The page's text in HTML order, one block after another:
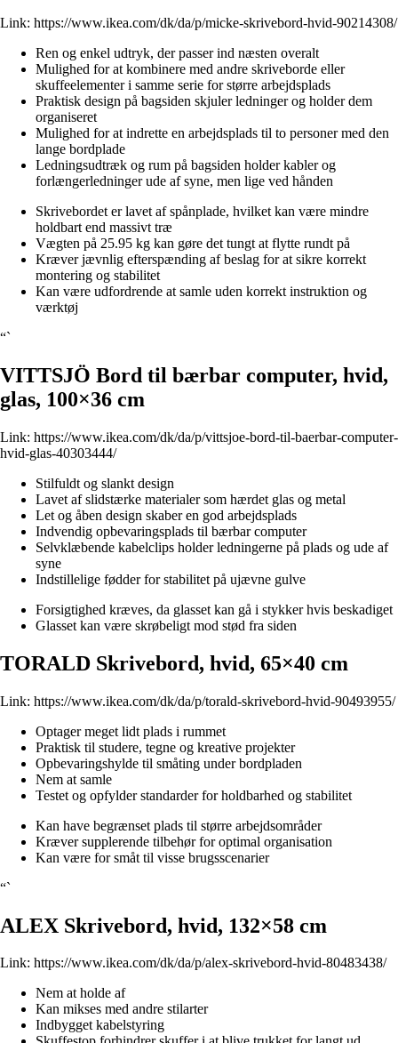
Link: https://www.ikea.com/dk/da/p/micke-skrivebord-hvid-90214308/
Ren og enkel udtryk, der passer ind næsten overalt
Mulighed for at kombinere med andre skriveborde eller
skuffeelementer i samme serie for større arbejdsplads
Praktisk design på bagsiden skjuler ledninger og holder dem
organiseret
Mulighed for at indrette en arbejdsplads til to personer med den
lange bordplade
Ledningsudtræk og rum på bagsiden holder kabler og
forlængerledninger ude af syne, men lige ved hånden
Skrivebordet er lavet af spånplade, hvilket kan være mindre
holdbart end massivt træ
Vægten på 25.95 kg kan gøre det tungt at flytte rundt på
Kræver jævnlig efterspænding af beslag for at sikre korrekt
montering og stabilitet
Kan være udfordrende at samle uden korrekt instruktion og
værktøj
“`
VITTSJÖ Bord til bærbar computer, hvid,
glas, 100×36 cm
Link: https://www.ikea.com/dk/da/p/vittsjoe-bord-til-baerbar-computer-
hvid-glas-40303444/
Stilfuldt og slankt design
Lavet af slidstærke materialer som hærdet glas og metal
Let og åben design skaber en god arbejdsplads
Indvendig opbevaringsplads til bærbar computer
Selvklæbende kabelclips holder ledningerne på plads og ude af
syne
Indstillelige fødder for stabilitet på ujævne gulve
Forsigtighed kræves, da glasset kan gå i stykker hvis beskadiget
Glasset kan være skrøbeligt mod stød fra siden
TORALD Skrivebord, hvid, 65×40 cm
Link: https://www.ikea.com/dk/da/p/torald-skrivebord-hvid-90493955/
Optager meget lidt plads i rummet
Praktisk til studere, tegne og kreative projekter
Opbevaringshylde til småting under bordpladen
Nem at samle
Testet og opfylder standarder for holdbarhed og stabilitet
Kan have begrænset plads til større arbejdsområder
Kræver supplerende tilbehør for optimal organisation
Kan være for småt til visse brugsscenarier
“`
ALEX Skrivebord, hvid, 132×58 cm
Link: https://www.ikea.com/dk/da/p/alex-skrivebord-hvid-80483438/
Nem at holde af
Kan mikses med andre stilarter
Indbygget kabelstyring